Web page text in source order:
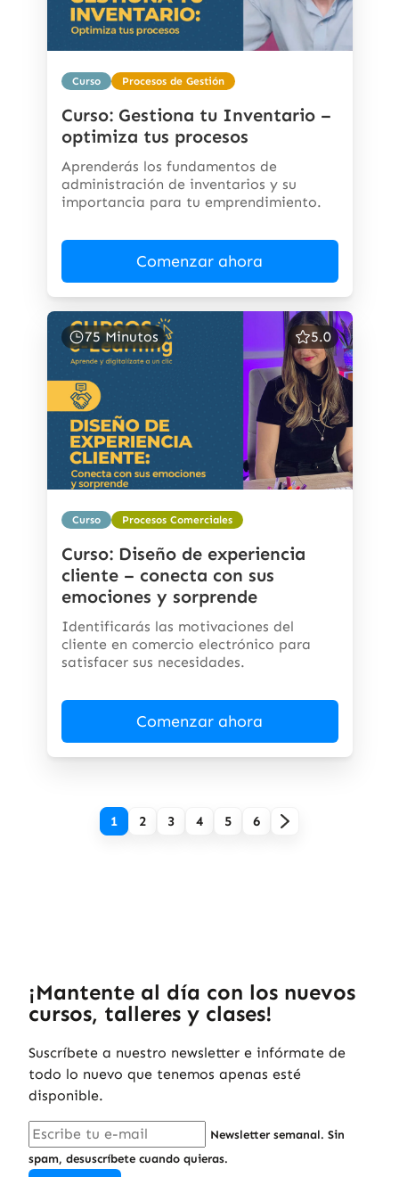
Curso Procesos de Gestión
Curso: Gestiona tu Inventario –
optimiza tus procesos
Aprenderás los fundamentos de
administración de inventarios y su
importancia para tu emprendimiento.
Comenzar ahora
75 Minutos 5.0
Curso Procesos Comerciales
Curso: Diseño de experiencia
cliente – conecta con sus
emociones y sorprende
Identificarás las motivaciones del
cliente en comercio electrónico para
satisfacer sus necesidades.
Comenzar ahora
1 2 3 4 5 6
¡Mantente al día con los nuevos
cursos, talleres y clases!
Suscríbete a nuestro newsletter e infórmate de
todo lo nuevo que tenemos apenas esté
disponible.
Newsletter semanal. Sin
spam, desuscríbete cuando quieras.